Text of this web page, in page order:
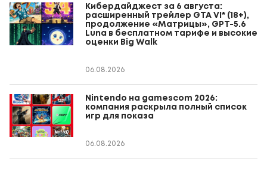
Кибердайджест за 6 августа:
расширенный трейлер GTA VI* (18+),
продолжение «Матрицы», GPT-5.6
Luna в бесплатном тарифе и высокие
оценки Big Walk
06.08.2026
Nintendo на gamescom 2026:
компания раскрыла полный список
игр для показа
06.08.2026